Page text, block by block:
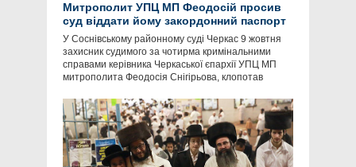
Митрополит УПЦ МП Феодосій просив
суд віддати йому закордонний паспорт
У Соснівському районному суді Черкас 9 жовтня
захисник судимого за чотирма кримінальними
справами керівника Черкаської єпархії УПЦ МП
митрополита Феодосія Снігірьова, клопотав